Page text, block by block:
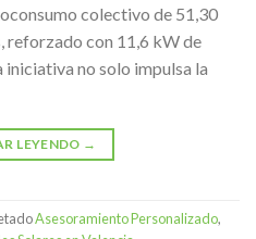
colectivo de 51,30
reforzado con 11,6 kW de
iniciativa no solo impulsa la
LEYENDO →
Asesoramiento Personalizado,